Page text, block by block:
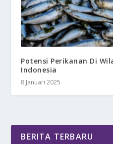
Potensi Perikanan Di
Indonesia
8 Januari 2025
BERITA TERBARU